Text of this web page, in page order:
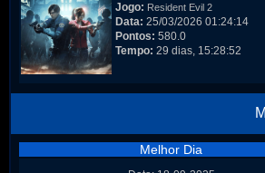
Jogo: Resident Evil 2
Data: 25/03/2026 01:24:14
Pontos: 580.0
Tempo: 29 dias, 15:28:52
Melhor Dia